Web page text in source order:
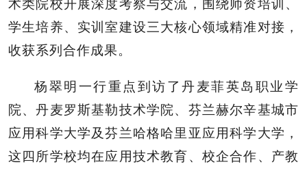
术类院校开展深度考察与交流，围绕师资培训、
学生培养、实训室建设三大核心领域精准对接，
收获系列合作成果。
杨翠明一行重点到访了丹麦菲英岛职业学
院、丹麦罗斯基勒技术学院、芬兰赫尔辛基城市
应用科学大学及芬兰哈格哈里亚应用科学大学，
这四所学校均在应用技术教育、校企合作、产教